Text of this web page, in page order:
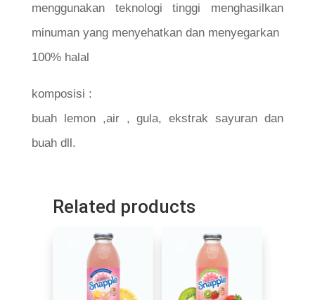
menggunakan teknologi tinggi menghasilkan
minuman yang menyehatkan dan menyegarkan
100% halal
komposisi :
buah lemon ,air , gula, ekstrak sayuran dan
buah dll.
Related products